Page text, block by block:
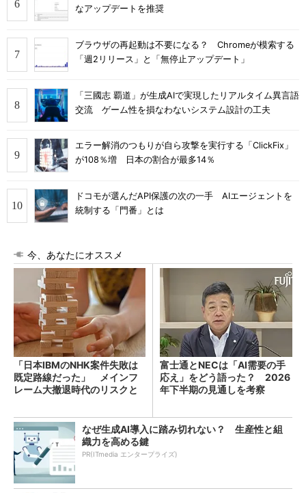
なアップデートを推奨
ブラウザの再起動は不要になる？ Chromeが模索する
「週2リリース」と「無停止アップデート」
「三國志 覇道」が生成AIで実現したリアルタイム異言語
交流 ゲーム性を損なわないシステム設計の工夫
エラー解消のつもりが自ら攻撃を実行する「ClickFix」
が108％増 日本の割合が最多14％
ドコモが選んだAPI保護の次の一手 AIエージェントを
統制する「門番」とは
今、あなたにオススメ
「日本IBMのNHK案件失敗は
既定路線だった」 メインフ
レーム大撤退時代のリスクと
富士通とNECは「AI需要の手
応え」をどう語った？ 2026
年下半期の見通しを考察
なぜ生成AI導入に踏み切れない？ 生産性と組
織力を高める鍵
PR(ITmedia エンタープライズ)